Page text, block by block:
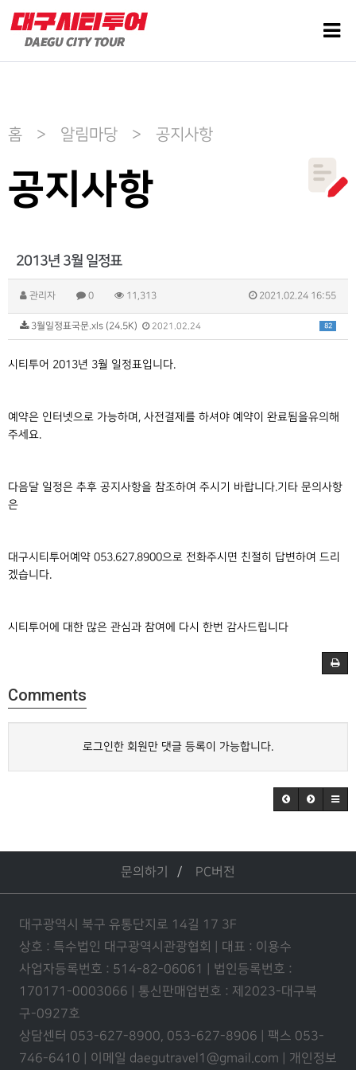
홈 > 알림마당 > 공지사항
공지사항
2013년 3월 일정표
관리자 0 11,313 2021.02.24 16:55
82
3월일정표국문.xls (24.5K) 2021.02.24
시티투어 2013년 3월 일정표입니다.
예약은 인터넷으로 가능하며, 사전결제를 하셔야 예약이 완료됨을유의해
주세요.
다음달 일정은 추후 공지사항을 참조하여 주시기 바랍니다.기타 문의사항
은
대구시티투어예약 053.627.8900으로 전화주시면 친절히 답변하여 드리
겠습니다.
시티투어에 대한 많은 관심과 참여에 다시 한번 감사드립니다
Comments
로그인한 회원만 댓글 등록이 가능합니다.
문의하기 PC버전
대구광역시 북구 유통단지로 14길 17 3F
상호 : 특수법인 대구광역시관광협회 | 대표 : 이용수
사업자등록번호 : 514-82-06061 | 법인등록번호 :
170171-0003066 | 통신판매업번호 : 제2023-대구북
구-0927호
상담센터 053-627-8900, 053-627-8906 | 팩스 053-
746-6410 | 이메일 daegutravel1@gmail.com | 개인정보